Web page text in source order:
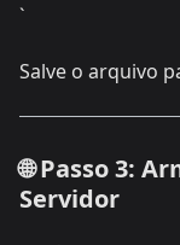
`
Salve o arquivo
🌐 Passo 3:
Servidor